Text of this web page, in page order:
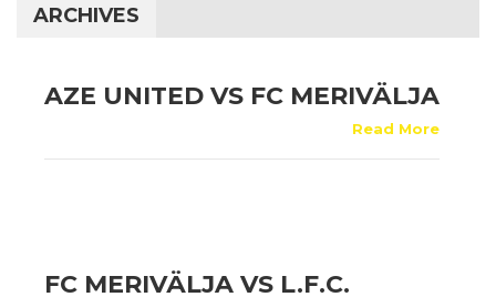
ARCHIVES
AZE UNITED VS FC MERIVÄLJA
Read More
FC MERIVÄLJA VS L.F.C.